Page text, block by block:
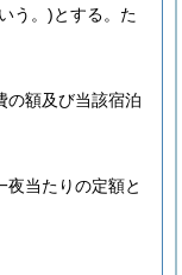
う。)とする。 た
の額及び当該宿泊
当たりの定額と